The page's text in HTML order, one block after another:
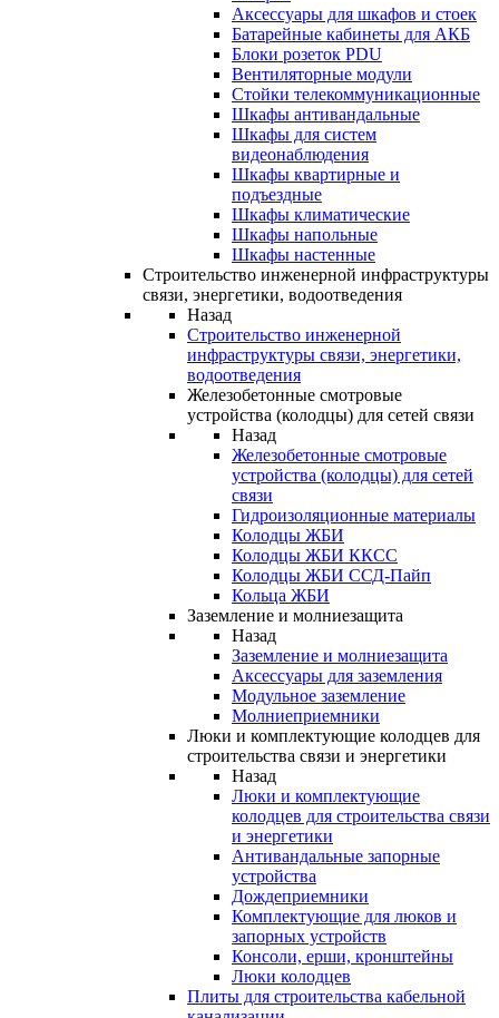
Аксессуары для шкафов и стоек
Батарейные кабинеты для АКБ
Блоки розеток PDU
Вентиляторные модули
Стойки телекоммуникационные
Шкафы антивандальные
Шкафы для систем
видеонаблюдения
Шкафы квартирные и
подъездные
Шкафы климатические
Шкафы напольные
Шкафы настенные
Строительство инженерной инфраструктуры
связи, энергетики, водоотведения
Назад
Строительство инженерной
инфраструктуры связи, энергетики,
водоотведения
Железобетонные смотровые
устройства (колодцы) для сетей связи
Назад
Железобетонные смотровые
устройства (колодцы) для сетей
связи
Гидроизоляционные материалы
Колодцы ЖБИ
Колодцы ЖБИ ККСС
Колодцы ЖБИ ССД-Пайп
Кольца ЖБИ
Заземление и молниезащита
Назад
Заземление и молниезащита
Аксессуары для заземления
Модульное заземление
Молниеприемники
Люки и комплектующие колодцев для
строительства связи и энергетики
Назад
Люки и комплектующие
колодцев для строительства связи
и энергетики
Антивандальные запорные
устройства
Дождеприемники
Комплектующие для люков и
запорных устройств
Консоли, ерши, кронштейны
Люки колодцев
Плиты для строительства кабельной